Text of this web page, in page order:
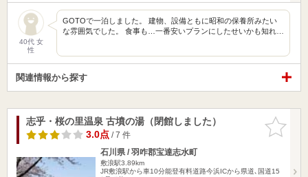
40代 女
性
GOTOで一泊しました。 建物、設備ともに昭和の保養所みたい
な雰囲気でした。 食事も…一番安いプランにしたせいかも知れ…
関連情報から探す
お気に入
りに追加
志乎・桜の里温泉 古墳の湯（閉館しました）
3.0点/ 7 件
石川県 / 羽咋郡宝達志水町
敷浪駅3.89km
JR敷浪駅から車10分能登有料道路今浜ICから県道､国道15